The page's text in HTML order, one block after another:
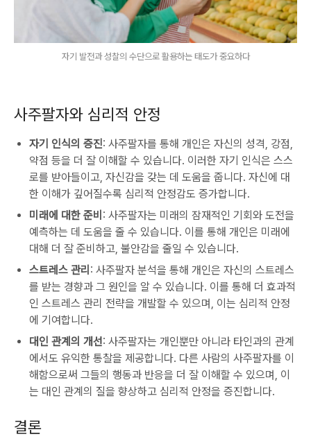
자기 발전과 성찰의 수단으로 활용하는 태도가 중요하다
사주팔자와 심리적 안정
자기 인식의 증진: 사주팔자를 통해 개인은 자신의 성격, 강점,
약점 등을 더 잘 이해할 수 있습니다. 이러한 자기 인식은 스스
로를 받아들이고, 자신감을 갖는 데 도움을 줍니다. 자신에 대
한 이해가 깊어질수록 심리적 안정감도 증가합니다.
미래에 대한 준비 : 사주팔자는 미래의 잠재적인 기회와 도전을
예측하는 데 도움을 줄 수 있습니다. 이를 통해 개인은 미래에
대해 더 잘 준비하고, 불안감을 줄일 수 있습니다.
스트레스 관리 : 사주팔자 분석을 통해 개인은 자신의 스트레스
를 받는 경향과 그 원인을 알 수 있습니다. 이를 통해 더 효과적
인 스트레스 관리 전략을 개발할 수 있으며, 이는 심리적 안정
에 기여합니다.
대인 관계의 개선: 사주팔자는 개인뿐만 아니라 타인과의 관계
에서도 유익한 통찰을 제공합니다. 다른 사람의 사주팔자를 이
해함으로써 그들의 행동과 반응을 더 잘 이해할 수 있으며, 이
는 대인 관계의 질을 향상하고 심리적 안정을 증진합니다.
결론